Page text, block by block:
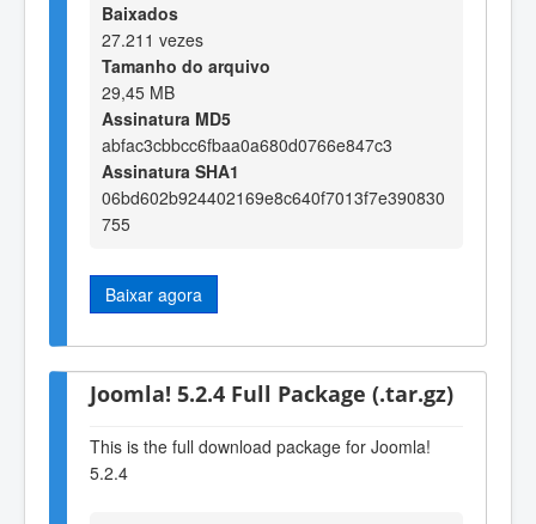
Baixados
27.211 vezes
Tamanho do arquivo
29,45 MB
Assinatura MD5
abfac3cbbcc6fbaa0a680d0766e847c3
Assinatura SHA1
06bd602b924402169e8c640f7013f7e390830
755
Baixar agora
Joomla! 5.2.4 Full Package (.tar.gz)
This is the full download package for Joomla!
5.2.4